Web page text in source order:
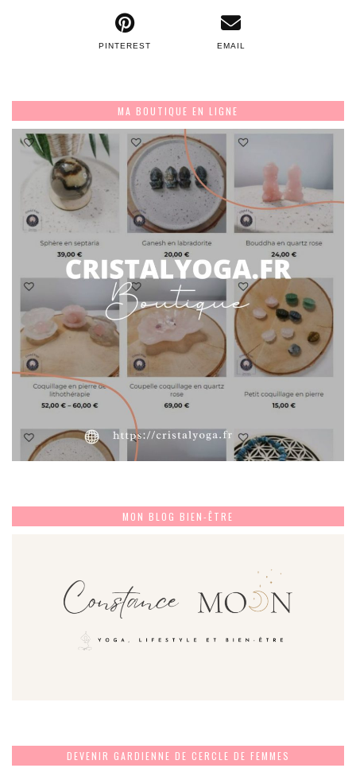
PINTEREST EMAIL
MA BOUTIQUE EN LIGNE
MON BLOG BIEN-ÊTRE
DEVENIR GARDIENNE DE CERCLE DE FEMMES